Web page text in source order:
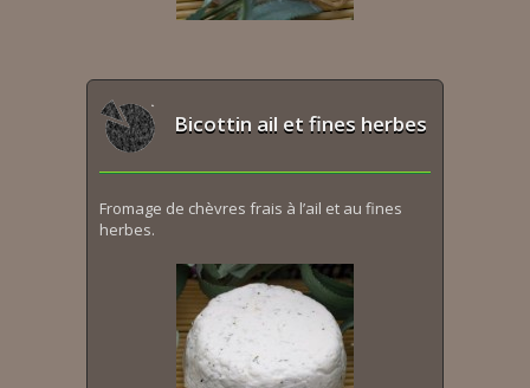
Bicottin ail et fines herbes
Fromage de chèvres frais à l’ail et au fines
herbes.